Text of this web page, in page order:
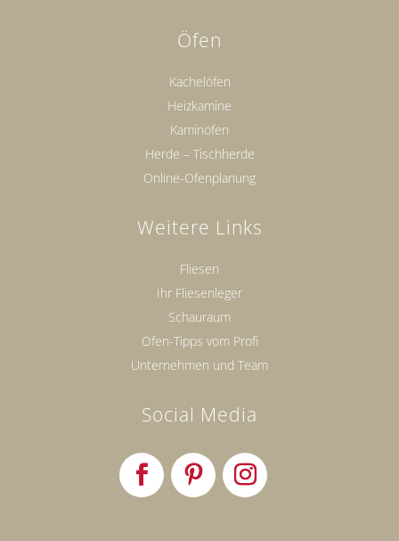
Öfen
Kachelöfen
Heizkamine
Kaminöfen
Herde – Tischherde
Online-Ofenplanung
Weitere Links
Fliesen
Ihr Fliesenleger
Schauraum
Ofen-Tipps vom Profi
Unternehmen und Team
Social Media